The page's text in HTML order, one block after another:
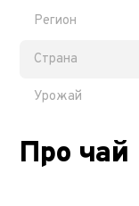
Регион
Страна
Урожай
Про чай